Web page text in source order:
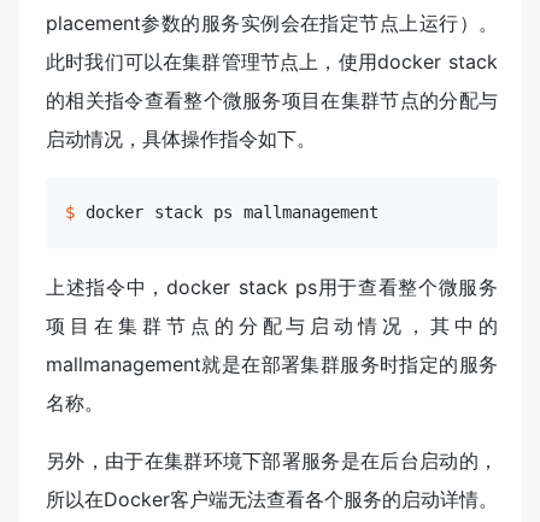
placement参数的服务实例会在指定节点上运行）。
此时我们可以在集群管理节点上，使用docker stack
的相关指令查看整个微服务项目在集群节点的分配与
启动情况，具体操作指令如下。
$ docker stack ps mallmanagement
上述指令中，docker stack ps用于查看整个微服务
项目在集群节点的分配与启动情况，其中的
mallmanagement就是在部署集群服务时指定的服务
名称。
另外，由于在集群环境下部署服务是在后台启动的，
所以在Docker客户端无法查看各个服务的启动详情。